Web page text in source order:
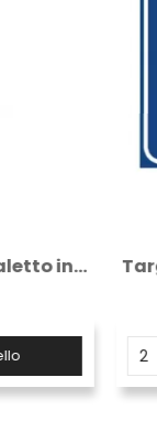
Targa lamiera classe 1 Sisas Diritto di...
